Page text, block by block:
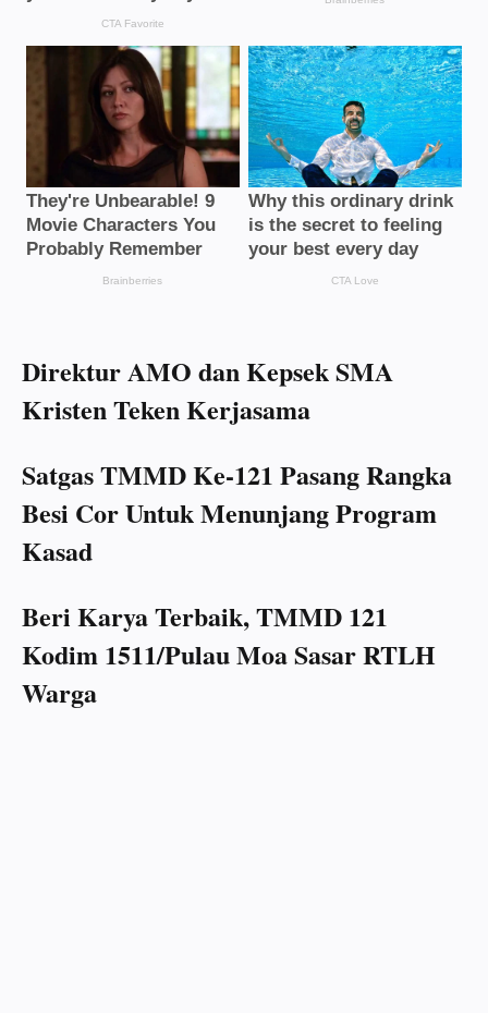
Direktur AMO dan Kepsek SMA
Kristen Teken Kerjasama
Satgas TMMD Ke-121 Pasang Rangka
Besi Cor Untuk Menunjang Program
Kasad
Beri Karya Terbaik, TMMD 121
Kodim 1511/Pulau Moa Sasar RTLH
Warga